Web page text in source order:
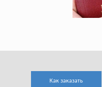
Как заказать